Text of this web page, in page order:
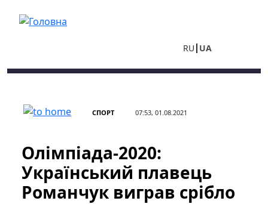
RU UA
СПОРТ 07:53, 01.08.2021
Олімпіада-2020:
Український плавець
Романчук виграв срібло